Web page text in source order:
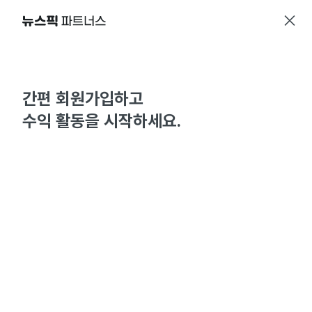
간편 회원가입하고
수익 활동을 시작하세요.